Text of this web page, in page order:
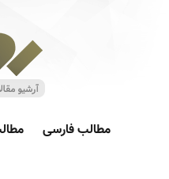
مطالب فارسی